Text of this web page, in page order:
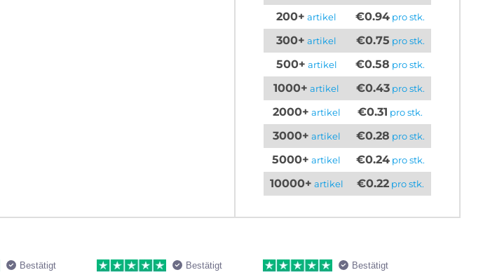
200+ artikel €0.94 pro stk.
300+ artikel €0.75 pro stk.
500+ artikel €0.58 pro stk.
1000+ artikel €0.43pro stk.
2000+ artikel €0.31 pro stk.
3000+ artikel €0.28 pro stk.
5000+ artikel €0.24pro stk.
10000+ artikel €0.22pro stk.
Bestätigt Bestätigt Bestätigt